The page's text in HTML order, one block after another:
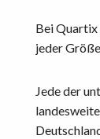
Bei
jeder
Jede der